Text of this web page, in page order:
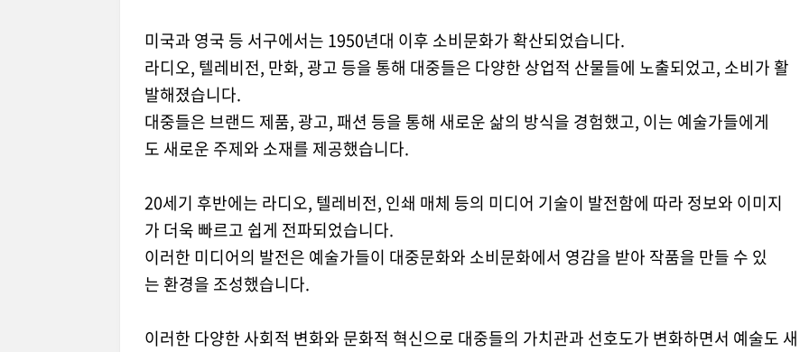
미국과 영국 등 서구에서는 1950년대 이후 소비문화가 확산되었습니다.
라디오, 텔레비전, 만화, 광고 등을 통해 대중들은 다양한 상업적 산물들에 노출되었고, 소비가 활
발해졌습니다.
대중들은 브랜드 제품, 광고, 패션 등을 통해 새로운 삶의 방식을 경험했고, 이는 예술가들에게
도 새로운 주제와 소재를 제공했습니다.
20세기 후반에는 라디오, 텔레비전, 인쇄 매체 등의 미디어 기술이 발전함에 따라 정보와 이미지
가 더욱 빠르고 쉽게 전파되었습니다.
이러한 미디어의 발전은 예술가들이 대중문화와 소비문화에서 영감을 받아 작품을 만들 수 있
는 환경을 조성했습니다.
이러한 다양한 사회적 변화와 문화적 혁신으로 대중들의 가치관과 선호도가 변화하면서 예술도 새